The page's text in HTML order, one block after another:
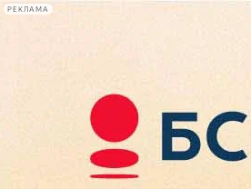
РЕКЛАМА
Сегодня:
2026.08.09
16:19
Афиша Plus